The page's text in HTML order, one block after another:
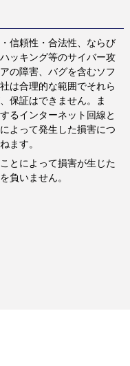
信頼性・合法性、ならび
ッキング等のサイバー攻
の障害、バグを含むソフ
は合理的な範囲でそれら
保証はできません。ま
るインターネット回線と
よって発生した損害につ
ます。
とによって損害が生じた
負いません。